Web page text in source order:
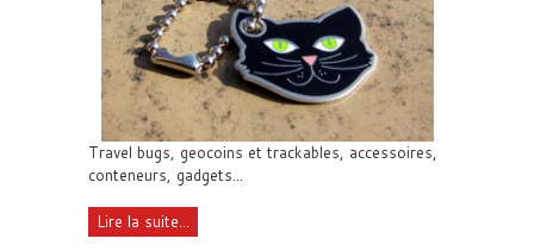
Travel bugs, geocoins et trackables, accessoires,
conteneurs, gadgets...
Lire la suite...